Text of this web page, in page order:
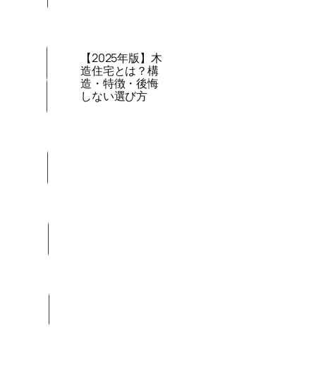
【2025年版】木
造住宅とは？構
造・特徴・後悔
しない選び方